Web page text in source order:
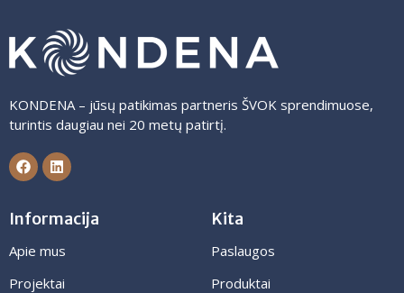
KONDENA – jūsų patikimas partneris ŠVOK sprendimuose,
turintis daugiau nei 20 metų patirtį.
Informacija
Apie mus
Projektai
Kita
Paslaugos
Produktai